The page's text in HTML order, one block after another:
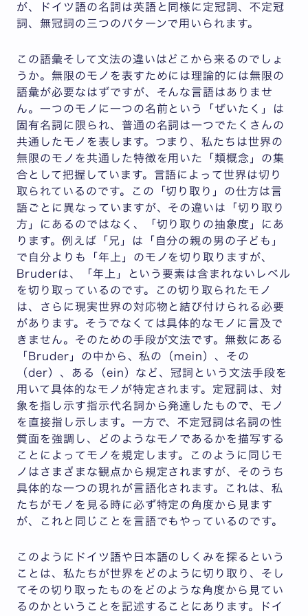
が、ドイツ語の名詞は英語と同様に定冠詞、不定冠
詞、無冠詞の三つのパターンで用いられます。
この語彙そして文法の違いはどこから来るのでしょ
うか。無限のモノを表すためには理論的には無限の
語彙が必要なはずですが、そんな言語はありませ
ん。一つのモノに一つの名前という「ぜいたく」は
固有名詞に限られ、普通の名詞は一つでたくさんの
共通したモノを表します。つまり、私たちは世界の
無限のモノを共通した特徴を用いた「類概念」の集
合として把握しています。言語によって世界は切り
取られているのです。この「切り取り」の仕方は言
語ごとに異なっていますが、その違いは「切り取り
方」にあるのではなく、「切り取りの抽象度」にあ
ります。例えば「兄」は「自分の親の男の子ども」
で自分よりも「年上」のモノを切り取りますが、
Bruderは、「年上」という要素は含まれないレベル
を切り取っているのです。この切り取られたモノ
は、さらに現実世界の対応物と結び付けられる必要
があります。そうでなくては具体的なモノに言及で
きません。そのための手段が文法です。無数にある
「Bruder」の中から、私の（mein）、その
（der）、ある（ein）など、冠詞という文法手段を
用いて具体的なモノが特定されます。定冠詞は、対
象を指し示す指示代名詞から発達したもので、モノ
を直接指し示します。一方で、不定冠詞は名詞の性
質面を強調し、どのようなモノであるかを描写する
ことによってモノを規定します。このように同じモ
ノはさまざまな観点から規定されますが、そのうち
具体的な一つの現れが言語化されます。これは、私
たちがモノを見る時に必ず特定の角度から見ます
が、これと同じことを言語でもやっているのです。
このようにドイツ語や日本語のしくみを探るという
ことは、私たちが世界をどのように切り取り、そし
てその切り取ったものをどのような角度から見てい
るのかということを記述することにあります。ドイ